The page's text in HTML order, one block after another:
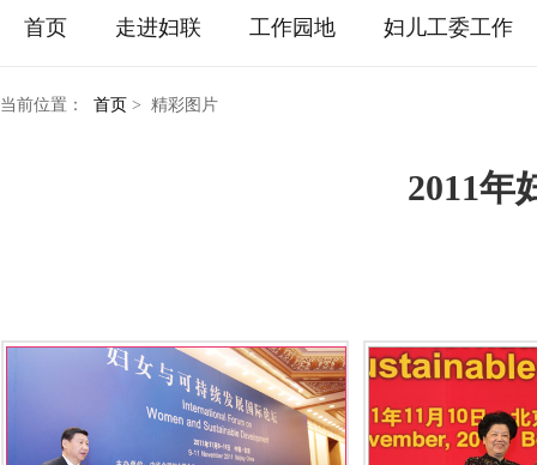
首页 走进妇联 工作园地 妇儿工委工作
当前位置： 首页 > 精彩图片
2011年